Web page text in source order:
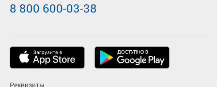
Реквизиты
8 800 600-03-38